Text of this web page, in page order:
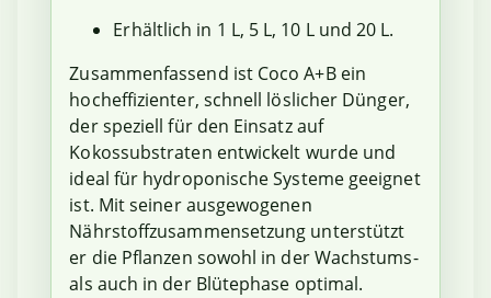
Erhältlich in 1 L, 5 L, 10 L und 20 L.
Zusammenfassend ist Coco A+B ein
hocheffizienter, schnell löslicher Dünger,
der speziell für den Einsatz auf
Kokossubstraten entwickelt wurde und
ideal für hydroponische Systeme geeignet
ist. Mit seiner ausgewogenen
Nährstoffzusammensetzung unterstützt
er die Pflanzen sowohl in der Wachstums-
als auch in der Blütephase optimal.